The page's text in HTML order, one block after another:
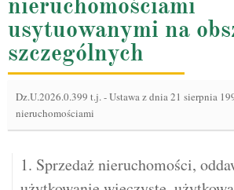
usytuowanymi na
szczególnych
Dz.U.2026.0.399 t.j.-Ustawa z dnia 21 sierpnia
nieruchomościami
1. Sprzedaż nieruchomości,